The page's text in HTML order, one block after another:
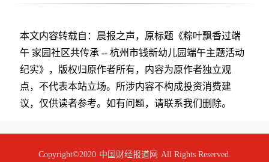
本文内容转载自：晨报之声，原标题《粽叶飘香过端
午 家园社区共传承 -- 杭州市钱新幼儿园端午主题活动
纪实》，版权归原作者所有，内容为原作者独立观
点，不代表本站立场。所涉内容不构成投资消费建
议，仅供读者参考。如有问题，请联系我们删除。
Copyright©2020 中国财经报道网 All Rights Reserved.